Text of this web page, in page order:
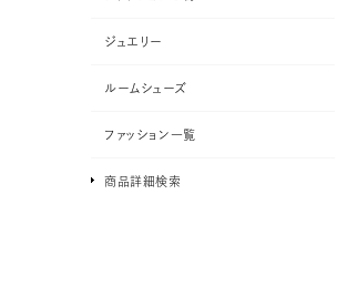
ジュエリー
ルームシューズ
ファッション一覧
商品詳細検索